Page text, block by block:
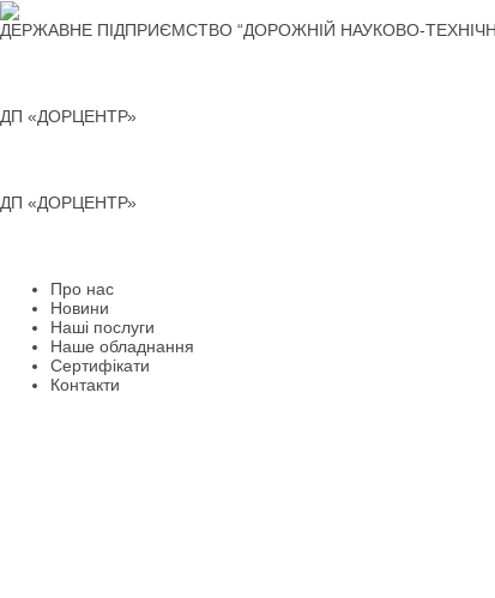
Перейти
до
ДЕРЖАВНЕ ПІДПРИЄМСТВО “ДОРОЖНІЙ НАУКОВО-
ДП «ДОРЦЕНТР»
ДП «ДОРЦЕНТР»
Про нас
Новини
Наші послуги
Наше обладнання
Сертифікати
Контакти